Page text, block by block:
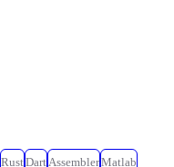
RustDartAssemblerMatlab